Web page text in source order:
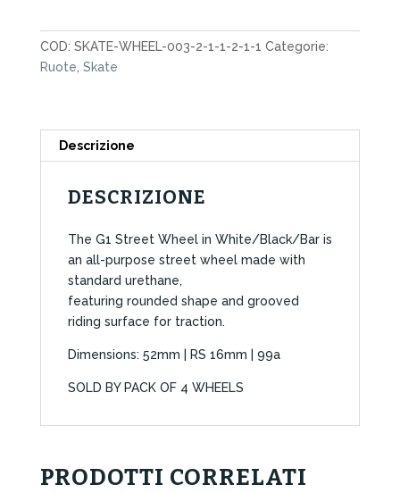
G1
Street
52mm
COD: SKATE-WHEEL-003-2-1-1-2-1-1 Categorie:
Ruote, Skate
Descrizione
DESCRIZIONE
The G1 Street Wheel in White/Black/Bar is
an all-purpose street wheel made with
standard urethane,
featuring rounded shape and grooved
riding surface for traction.
Dimensions: 52mm | RS 16mm | 99a
SOLD BY PACK OF 4 WHEELS
PRODOTTI CORRELATI